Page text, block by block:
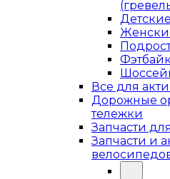
Все для
Дорожные
тележки
Запчасти
Запчасти и